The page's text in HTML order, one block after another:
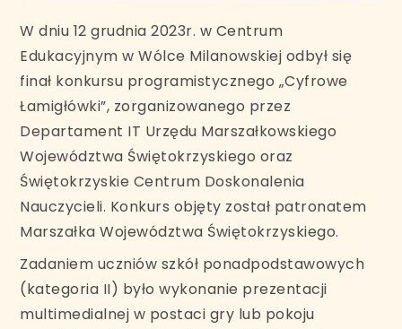
W dniu 12 grudnia 2023r. w Centrum
Edukacyjnym w Wólce Milanowskiej odbył się
finał konkursu programistycznego „Cyfrowe
Łamigłówki”, zorganizowanego przez
Departament IT Urzędu Marszałkowskiego
Województwa Świętokrzyskiego oraz
Świętokrzyskie Centrum Doskonalenia
Nauczycieli. Konkurs objęty został patronatem
Marszałka Województwa Świętokrzyskiego.
Zadaniem uczniów szkół ponadpodstawowych
(kategoria II) było wykonanie prezentacji
multimedialnej w postaci gry lub pokoju